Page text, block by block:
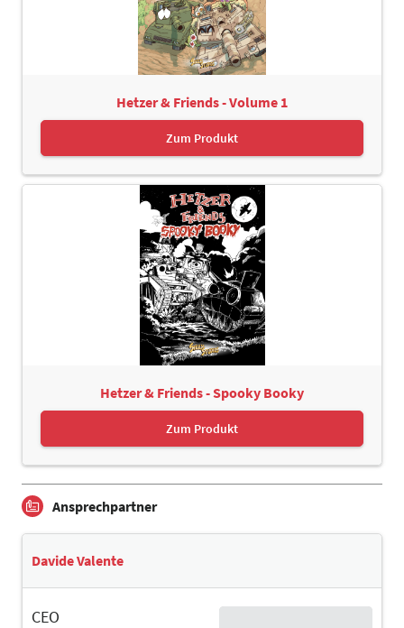
Hetzer & Friends - Volume 1
Zum Produkt
Hetzer & Friends - Spooky Booky
Zum Produkt
Ansprechpartner
Davide Valente
CEO